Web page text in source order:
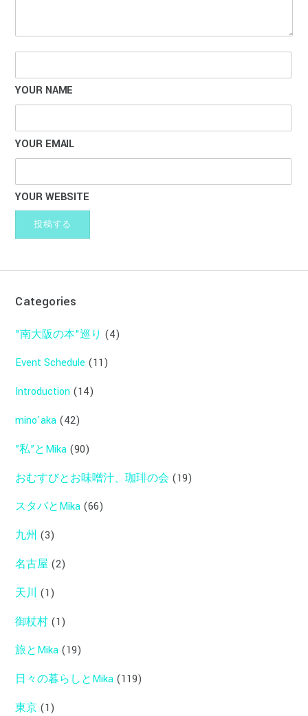
YOUR NAME
YOUR EMAIL
YOUR WEBSITE
Categories
"南大阪の本"巡り (4)
Event Schedule (11)
Introduction (14)
mino'aka (42)
”私”とMika (90)
おむすびとお味噌汁、珈琲の会 (19)
スタバとMika (66)
九州 (3)
名古屋 (2)
天川 (1)
御杖村 (1)
旅とMika (19)
日々の暮らしとMika (119)
東京 (1)